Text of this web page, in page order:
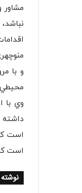
مشاور
و با
وي با
است
است